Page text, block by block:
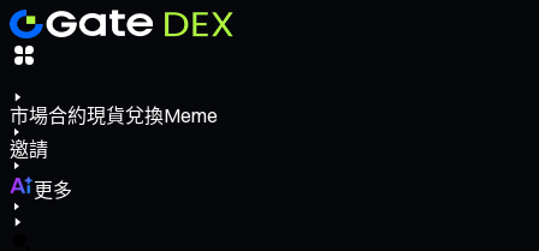
市場合約現貨兌換Meme
邀請
更多